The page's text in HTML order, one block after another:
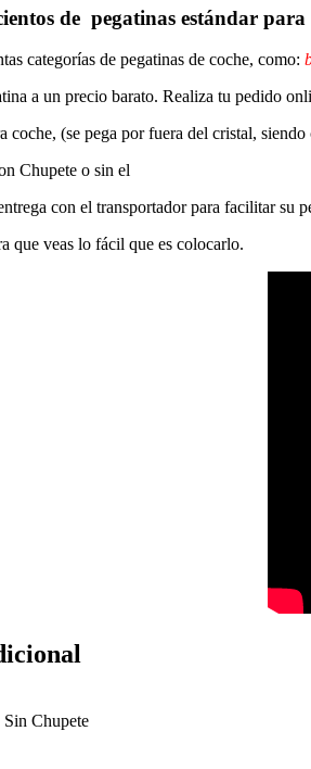
de pegatinas estándar para
categorías de pegatinas de coche, como:
a un precio barato. Realiza tu pedido
coche, (se pega por fuera del cristal,
Chupete o sin el
con el transportador para facilitar su
que veas lo fácil que es colocarlo.
Chupete